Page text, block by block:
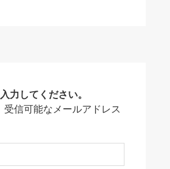
力してください。
信可能なメールアドレス